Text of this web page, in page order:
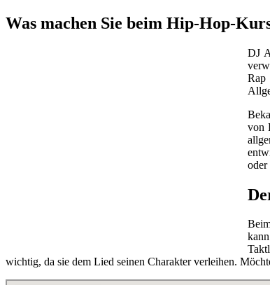
Was machen Sie beim Hip-Hop-
DJ
Rap
von
oder
wichtig, da sie dem Lied seinen Charakter verleihen.